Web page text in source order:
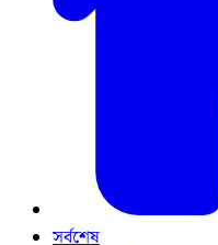
সর্বশেষ